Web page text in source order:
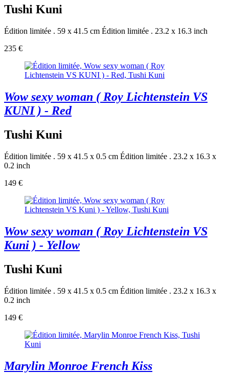
Tushi Kuni
Édition limitée . 59 x 41.5 cm Édition limitée . 23.2 x 16.3 inch
235 €
Wow sexy woman ( Roy Lichtenstein VS
KUNI ) - Red
Tushi Kuni
Édition limitée . 59 x 41.5 x 0.5 cm Édition limitée . 23.2 x 16.3 x
0.2 inch
149 €
Wow sexy woman ( Roy Lichtenstein VS
Kuni ) - Yellow
Tushi Kuni
Édition limitée . 59 x 41.5 x 0.5 cm Édition limitée . 23.2 x 16.3 x
0.2 inch
149 €
Marylin Monroe French Kiss